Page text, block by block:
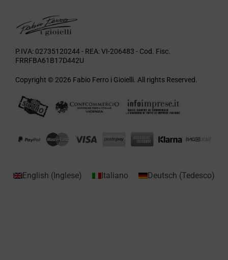
P.IVA: 02735120244 - REA: VI-206483 - Cod. Fisc.
FRRFBA61B17D442U
Copyright © 2026 Fabio Ferro i Gioielli. All rights Reserved.
English (Inglese) Italiano Deutsch (Tedesco)